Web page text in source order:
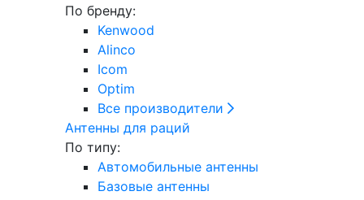
По бренду:
Kenwood
Alinco
Icom
Optim
Все производители
Антенны для раций
По типу:
Автомобильные антенны
Базовые антенны